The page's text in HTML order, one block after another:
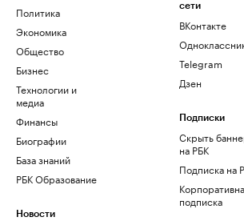
Политика
Экономика
Общество
Бизнес
Технологии и
медиа
Финансы
Биографии
База знаний
РБК Образование
Новости
сети
ВКонтакте
Telegram
Дзен
Подписки
Скрыть
на РБК
Подписка на
подписка